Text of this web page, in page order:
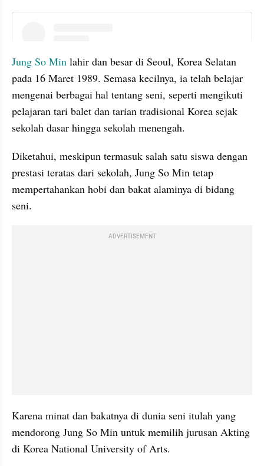
Jung So Min lahir dan besar di Seoul, Korea Selatan
pada 16 Maret 1989. Semasa kecilnya, ia telah belajar
mengenai berbagai hal tentang seni, seperti mengikuti
pelajaran tari balet dan tarian tradisional Korea sejak
sekolah dasar hingga sekolah menengah.
Diketahui, meskipun termasuk salah satu siswa dengan
prestasi teratas dari sekolah, Jung So Min tetap
mempertahankan hobi dan bakat alaminya di bidang
seni.
ADVERTISEMENT
Karena minat dan bakatnya di dunia seni itulah yang
mendorong Jung So Min untuk memilih jurusan Akting
di Korea National University of Arts.